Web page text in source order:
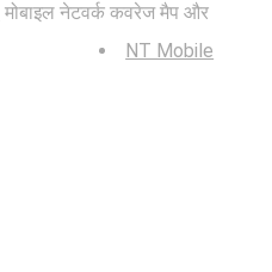
मोबाइल नेटवर्क कवरेज मैप और
NT Mobile